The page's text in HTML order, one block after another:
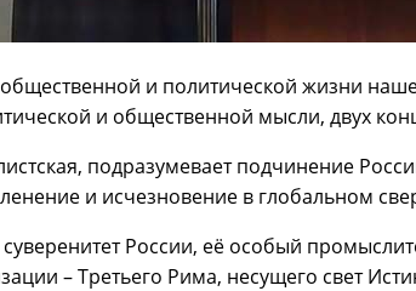
и политической жизни
и общественной мысли, двух
подразумевает подчинение
и исчезновение в глобальном
России, её особый
– Третьего Рима, несущего свет